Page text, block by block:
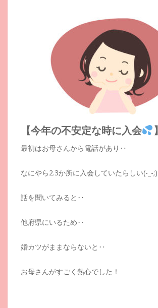
【今年の不安定な時に入会 】
最初はお母さんから電話があり‥
なにやら2.3か所に入会していたらしい(-_-;)
話を聞いてみると‥
他府県にいるため‥
婚カツがままならないと‥
お母さんがすごく熱心でした！